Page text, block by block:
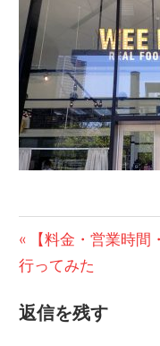
投
稿
ナ
前
の
事:
【料金・営業時間
行ってみた
返信を残す